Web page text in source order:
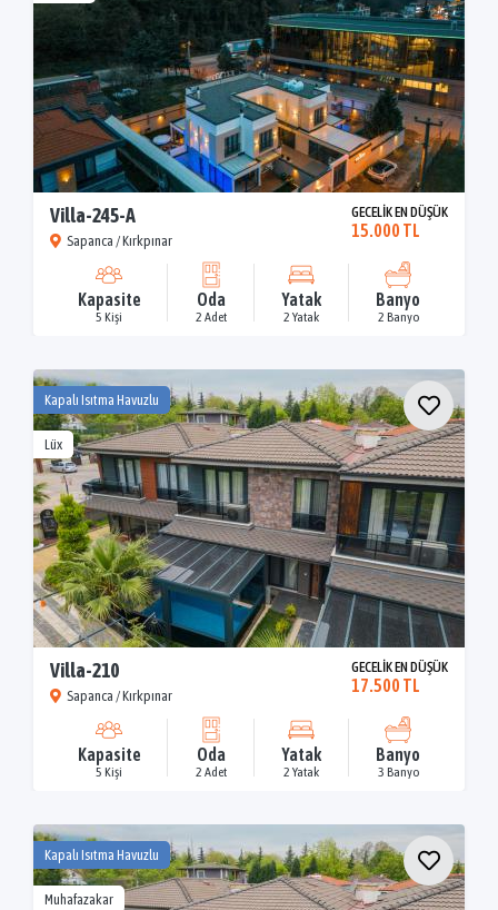
Villa-245-A
Sapanca / Kırkpınar
GECELİK EN DÜŞÜK
15.000 TL
Kapasite
5 Kişi
Oda
2 Adet
Yatak
2 Yatak
Banyo
2 Banyo
Kapalı Isıtma Havuzlu
Lüx
Villa-210
Sapanca / Kırkpınar
GECELİK EN DÜŞÜK
17.500 TL
Kapasite
5 Kişi
Oda
2 Adet
Yatak
2 Yatak
Banyo
3 Banyo
Kapalı Isıtma Havuzlu
Muhafazakar